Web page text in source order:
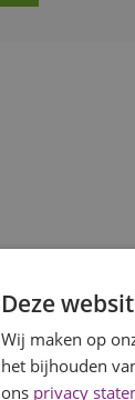
Deze
Wij maken op
het bijhouden
ons privacy